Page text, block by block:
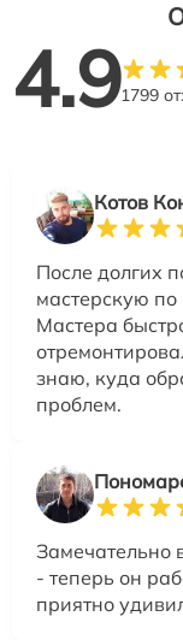
4.91799
Котов
После долгих
мастерскую по
Мастера
знаю, куда
проблем.
Замечательно
- теперь он
приятно